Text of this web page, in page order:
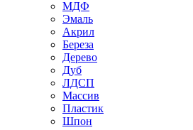
МДФ
Эмаль
Акрил
Береза
Дерево
Дуб
ЛДСП
Массив
Пластик
Шпон